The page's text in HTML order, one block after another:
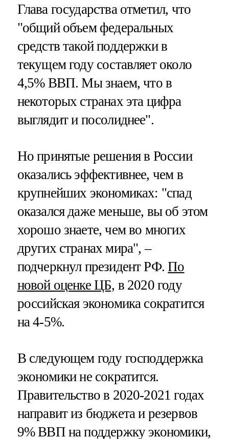
Глава государства отметил, что
"общий объем федеральных
средств такой поддержки в
текущем году составляет около
4,5% ВВП. Мы знаем, что в
некоторых странах эта цифра
выглядит и посолиднее".
Но принятые решения в России
оказались эффективнее, чем в
крупнейших экономиках: "спад
оказался даже меньше, вы об этом
хорошо знаете, чем во многих
других странах мира", –
подчеркнул президент РФ.По
новой оценке ЦБ, в 2020 году
российская экономика сократится
на 4-5%.
В следующем году господдержка
экономики не сократится.
Правительство в 2020-2021 годах
направит из бюджета и резервов
9% ВВП на поддержку экономики,